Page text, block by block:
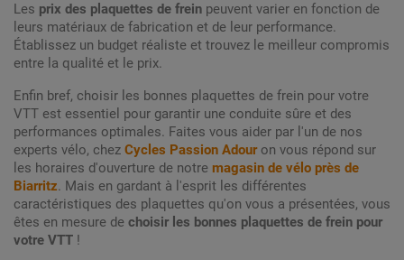
Les prix des plaquettes de frein peuvent varier en fonction de
leurs matériaux de fabrication et de leur performance.
Établissez un budget réaliste et trouvez le meilleur compromis
entre la qualité et le prix.
Enfin bref, choisir les bonnes plaquettes de frein pour votre
VTT est essentiel pour garantir une conduite sûre et des
performances optimales. Faites vous aider par l'un de nos
experts vélo, chez Cycles Passion Adouron vous répond sur
les horaires d'ouverture de notre magasin de vélo près de
Biarritz. Mais en gardant à l'esprit les différentes
caractéristiques des plaquettes qu'on vous a présentées, vous
êtes en mesure de choisir les bonnes plaquettes de frein pour
votre VTT !